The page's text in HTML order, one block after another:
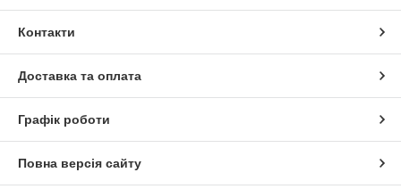
Контакти
Доставка та оплата
Графік роботи
Повна версія сайту